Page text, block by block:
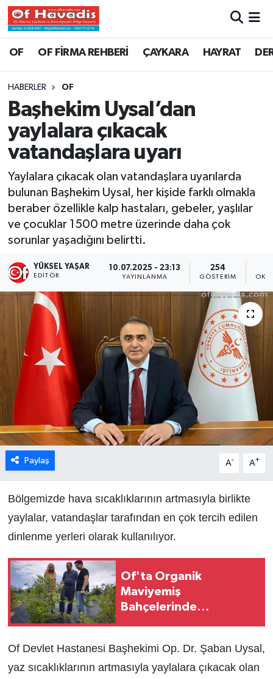
OF OF FİRMA REHBERİ ÇAYKARA HAYRAT
HABERLER OF
Başhekim Uysal’dan
yaylalara çıkacak
vatandaşlara uyarı
Yaylalara çıkacak olan vatandaşlara uyarılarda
bulunan Başhekim Uysal, her kişide farklı olmakla
beraber özellikle kalp hastaları, gebeler, yaşlılar
ve çocuklar 1500 metre üzerinde daha çok
sorunlar yaşadığını belirtti.
YÜKSEL YAŞAR
EDITÖR
10.07.2025 - 23:13
YAYINLANMA
254
GÖSTERIM
Paylaş A- A+
Bölgemizde hava sıcaklıklarının artmasıyla birlikte
yaylalar, vatandaşlar tarafından en çok tercih edilen
dinlenme yerleri olarak kullanılıyor.
Of'ta Organik
Maviyemiş
Bahçelerinde
Of Devlet Hastanesi Başhekimi Op. Dr. Şaban Uysal,
yaz sıcaklıklarının artmasıyla yaylalara çıkacak olan
Trabzon Nöbetçi Eczaneler
Trabzon Namaz Vakitleri
Trabzon Trafik Yoğunluk Haritası
Süper Lig Puan Durumu ve Fikstür
Tüm Manşetler
Son Dakika Haberleri
Haber Arşivi